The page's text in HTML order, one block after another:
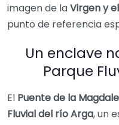
imagen de laVirgen y
punto de referencia
Un enclave
Parque
El Puente de la
Fluvial del río Arga, un